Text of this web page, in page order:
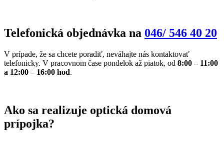
Telefonická objednávka na 046/ 546 40 20
V prípade, že sa chcete poradiť, neváhajte nás kontaktovať
telefonicky. V pracovnom čase pondelok až piatok, od 8:00 – 11:00
a 12:00 – 16:00 hod.
Ako sa realizuje optická domová
prípojka?